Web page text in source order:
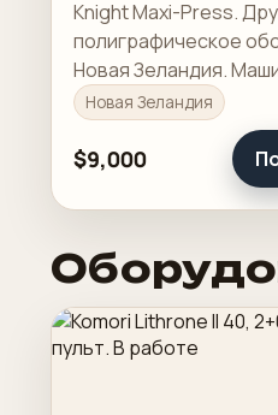
Knight Maxi-Press.
полиграфическое
Новая Зеландия.
класса обычно
под стабильную
понятную приладку
Новая Зеландия
$9,000